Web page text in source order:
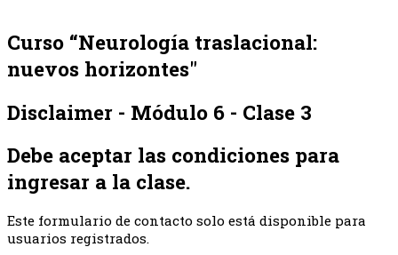
Curso “Neurología traslacional:
nuevos horizontes"
Disclaimer - Módulo 6 - Clase 3
Debe aceptar las condiciones para
ingresar a la clase.
Este formulario de contacto solo está disponible para
usuarios registrados.